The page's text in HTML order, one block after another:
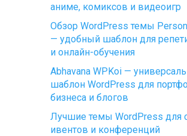
аниме, комиксов и видеоигр
Обзор WordPress темы
— удобный шаблон для
и онлайн-обучения
Abhavana WPKoi —
шаблон WordPress для
бизнеса и блогов
Лучшие темы WordPress для
ивентов и конференций